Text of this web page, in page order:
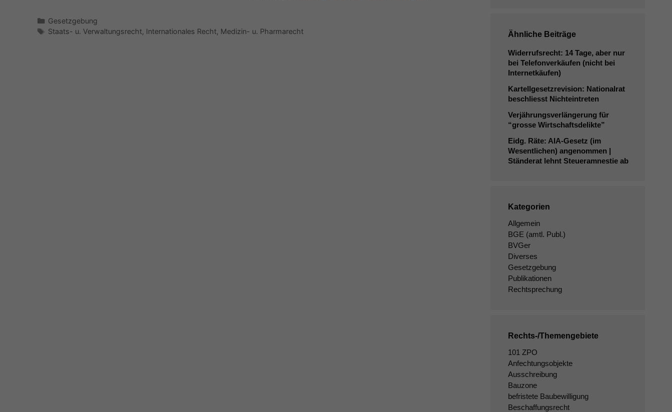
Kategorien
Gesetzgebung
Schlagwörter
Staats- u. Verwaltungsrecht, Internationales Recht, Medizin- u. Pharmarecht Ähnliche Beiträge
Widerrufsrecht: 14 Tage, aber nur
bei Telefonverkäufen (nicht bei
Internetkäufen)
Kartellgesetzrevision: Nationalrat
beschliesst Nichteintreten
Verjährungsverlängerung für
“grosse Wirtschaftsdelikte”
Eidg. Räte: AIA-Gesetz (im
Wesentlichen) angenommen |
Ständerat lehnt Steueramnestie ab
Kategorien
Allgemein
BGE (amtl. Publ.)
BVGer
Diverses
Gesetzgebung
Publikationen
Rechtsprechung
Rechts-/Themengebiete
101 ZPO
Anfechtungsobjekte
Ausschreibung
Bauzone
befristete Baubewilligung
Beschaffungsrecht